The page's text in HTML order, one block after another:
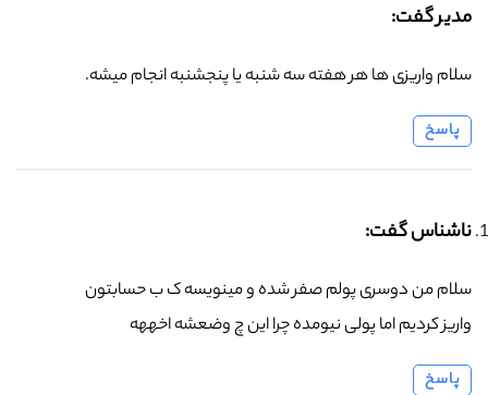
مدیر گفت:
سلام واریزی ها هر هفته سه شنبه یا پنجشنبه انجام میشه.
پاسخ
ناشناس گفت:
سلام من دوسری پولم صفر شده و مینویسه ک ب حسابتون
واریز کردیم اما پولی نیومده چرا این چ وضعشه اخههه
پاسخ